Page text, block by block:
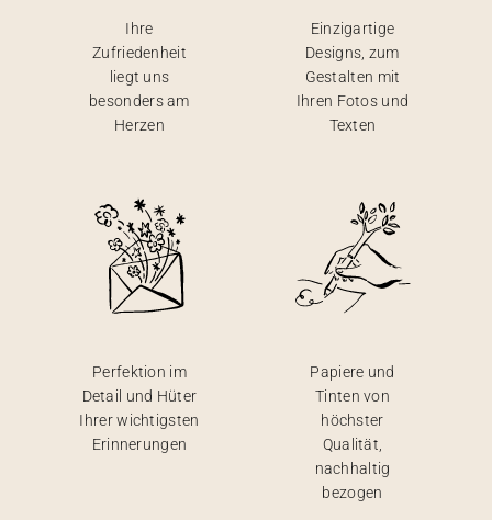
Ihre
Zufriedenheit
liegt uns
besonders am
Herzen
Einzigartige
Designs, zum
Gestalten mit
Ihren Fotos und
Texten
Perfektion im
Detail und Hüter
Ihrer wichtigsten
Erinnerungen
Papiere und
Tinten von
höchster
Qualität,
nachhaltig
bezogen